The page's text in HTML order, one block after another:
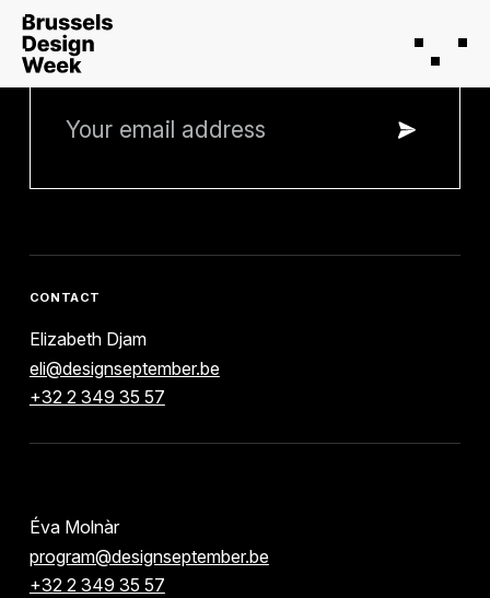
STAY INFORMED
CONTACT
Elizabeth Djam
eli@designseptember.be
+32 2 349 35 57
Éva Molnàr
program@designseptember.be
+32 2 349 35 57